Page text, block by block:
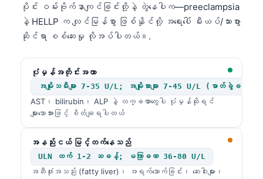
ပိုင်း ဝမ်းဗိုက်နာကျင်ခြင်းတို့နဲ့ တွဲနေပါက—preeclampsia
နဲ့ HELLP က လျင်မြန်စွာ ဖြစ်နိုင်လို့ အရေးပေါ် မီးယပ်/သားဖွား
ဆိုင်ရာ စစ်ဆေးမှု လိုအပ်ပါတယ်။.
ပုံမှန်အတိုင်းအတာ
အမျိုးသမီးများ 7-35 U/L; အမျိုးသားများ 7-45 U/L (ဓာတ်ခွဲခန်းမျာ
AST၊ bilirubin၊ ALP နဲ့ လက္ခဏာတွေပါ ပုံမှန်ဆိုရင်
များသောအားဖြင့် စိတ်ချရပါတယ်
အနည်းငယ် မြင့်တက်နေသည်
ULN ထက် 1-2 ဆခန့်; မကြာခဏ 36-80 U/L
အဆီဖုံးအသည်း (fatty liver)၊ အရက်သောက်ခြင်း၊ ဆေးဝါးများ၊